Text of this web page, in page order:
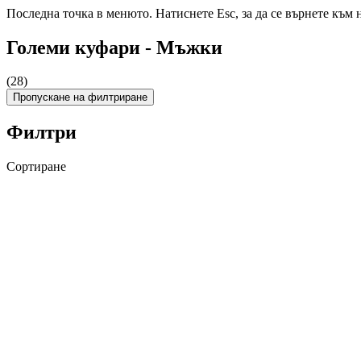
Последна точка в менюто. Натиснете Esc, за да се върнете към
Големи куфари - Мъжки
(28)
Пропускане на филтриране
Филтри
Сортиране